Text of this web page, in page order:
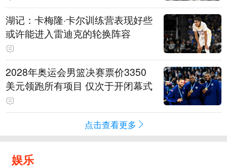
湖记：卡梅隆·卡尔训练营表现好些
或许能进入雷迪克的轮换阵容
2028年奥运会男篮决赛票价3350
美元领跑所有项目 仅次于开闭幕式
点击查看更多
娱乐